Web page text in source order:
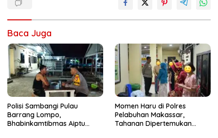
Baca Juga
Polisi Sambangi Pulau
Barrang Lompo,
Bhabinkamtibmas Aiptu
Momen Haru di Polres
Pelabuhan Makassar,
Tahanan Dipertemukan